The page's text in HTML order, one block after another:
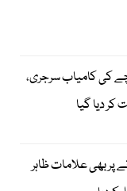
کی کامیاب سرجری،
دیا گیا
پر بھی علامات ظاہر